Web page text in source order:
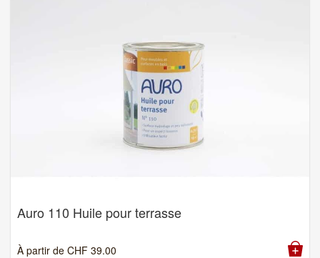
Auro 110 Huile pour terrasse
À partir de CHF 39.00